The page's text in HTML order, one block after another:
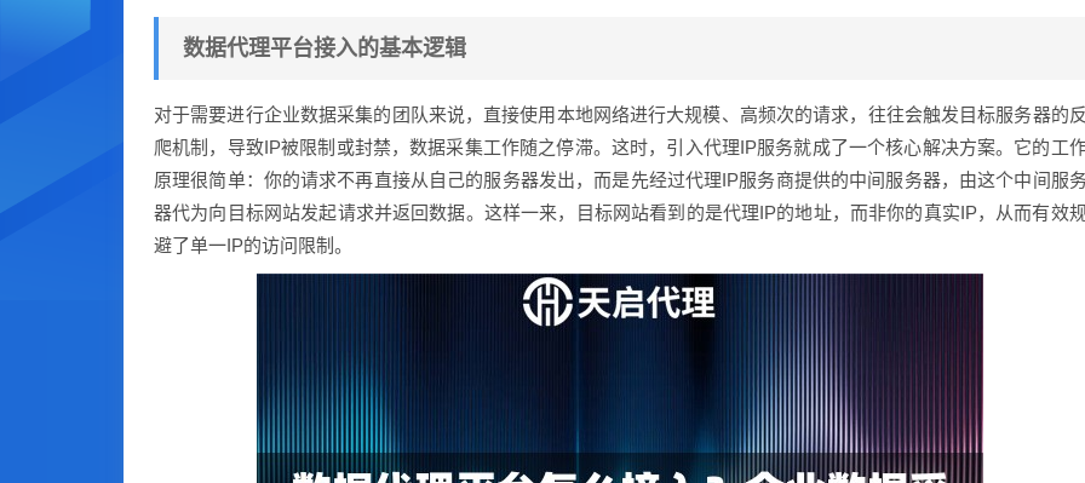
数据代理平台接入的基本逻辑
对于需要进行企业数据采集的团队来说，直接使用本地网络进行大规模、高频次的请求，往往会触发目标服务器的
爬机制，导致IP被限制或封禁，数据采集工作随之停滞。这时，引入代理IP服务就成了一个核心解决方案。它的工
原理很简单：你的请求不再直接从自己的服务器发出，而是先经过代理IP服务商提供的中间服务器，由这个中间服
器代为向目标网站发起请求并返回数据。这样一来，目标网站看到的是代理IP的地址，而非你的真实IP，从而有效
避了单一IP的访问限制。